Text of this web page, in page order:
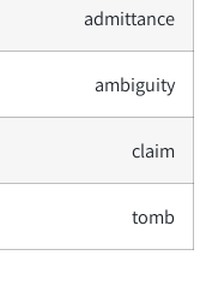
admittance
ambiguity
claim
tomb